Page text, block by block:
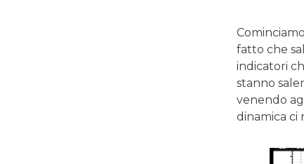
fatto che
indicatori
stanno
venendo
dinamica ci